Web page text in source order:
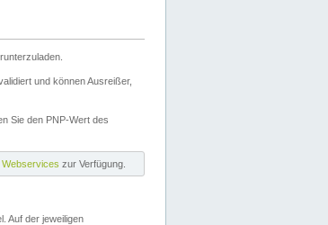
und können Ausreißer,
Sie den PNP-Wert des
Webservices zur Verfügung.
Auf der jeweiligen